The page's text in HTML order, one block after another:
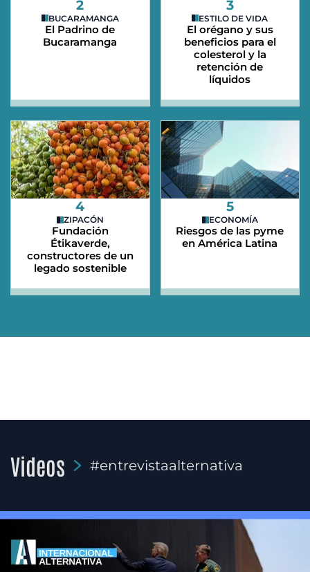
2
BUCARAMANGA
El Padrino de
Bucaramanga
3
ESTILO DE VIDA
El orégano y sus
beneficios para el
colesterol y la
retención de
líquidos
4
ZIPACÓN
Fundación
Étikaverde,
constructores de un
legado sostenible
5
ECONOMÍA
Riesgos de las pyme
en América Latina
Videos #entrevistaalternativa